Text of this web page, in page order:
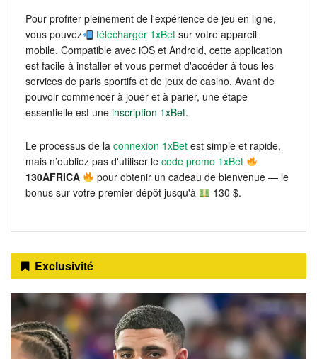
Pour profiter pleinement de l'expérience de jeu en ligne,
vous pouvez
télécharger 1xBet sur votre appareil
mobile. Compatible avec iOS et Android, cette application
est facile à installer et vous permet d'accéder à tous les
services de paris sportifs et de jeux de casino. Avant de
pouvoir commencer à jouer et à parier, une étape
essentielle est une inscription 1xBet.
Le processus de la connexion 1xBet est simple et rapide,
mais n’oubliez pas d'utiliser le code promo 1xBet
130AFRICA
pour obtenir un cadeau de bienvenue — le
bonus sur votre premier dépôt jusqu'à
130 $.
Exclusivité